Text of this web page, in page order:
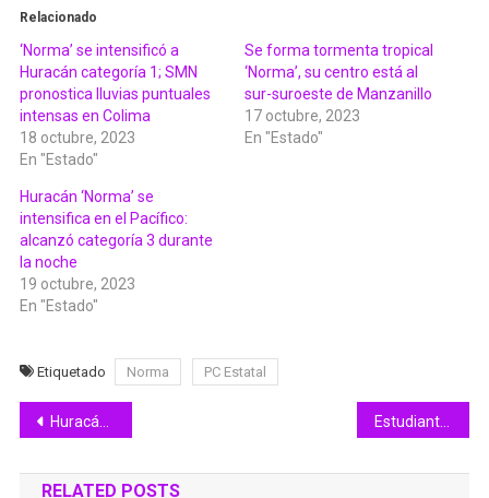
Relacionado
‘Norma’ se intensificó a
Huracán categoría 1; SMN
pronostica lluvias puntuales
intensas en Colima
18 octubre, 2023
En "Estado"
Se forma tormenta tropical
‘Norma’, su centro está al
sur-suroeste de Manzanillo
17 octubre, 2023
En "Estado"
Huracán ‘Norma’ se
intensifica en el Pacífico:
alcanzó categoría 3 durante
la noche
19 octubre, 2023
En "Estado"
Etiquetado Norma PC Estatal
Navegación
de
Huracán ‘Norma’ se intensifica en el Pacífico: alcanzó categoría 3 durante la noche Estudiantes de tres secundarias de Manzanillo recibieron sus ColiBecas Computadoras
RELATED POSTS